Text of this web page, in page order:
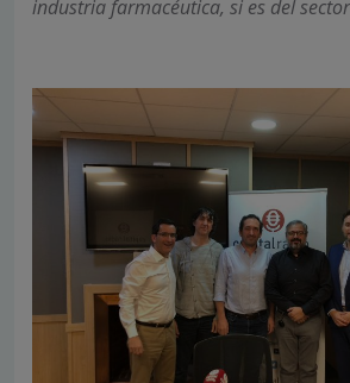
industria farmacéutica, si es del